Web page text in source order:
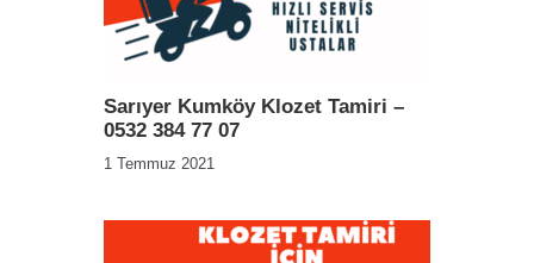
Sarıyer Kumköy Klozet Tamiri –
0532 384 77 07
1 Temmuz 2021